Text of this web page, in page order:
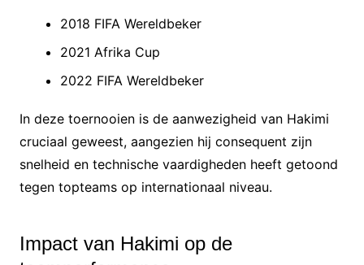
2018 FIFA Wereldbeker
2021 Afrika Cup
2022 FIFA Wereldbeker
In deze toernooien is de aanwezigheid van Hakimi
cruciaal geweest, aangezien hij consequent zijn
snelheid en technische vaardigheden heeft getoond
tegen topteams op internationaal niveau.
Impact van Hakimi op de